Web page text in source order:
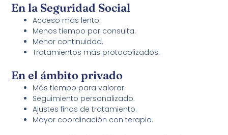
En la Seguridad Social
Acceso más lento.
Menos tiempo por consulta.
Menor continuidad.
Tratamientos más protocolizados.
En el ámbito privado
Más tiempo para valorar.
Seguimiento personalizado.
Ajustes finos de tratamiento.
Mayor coordinación con terapia.